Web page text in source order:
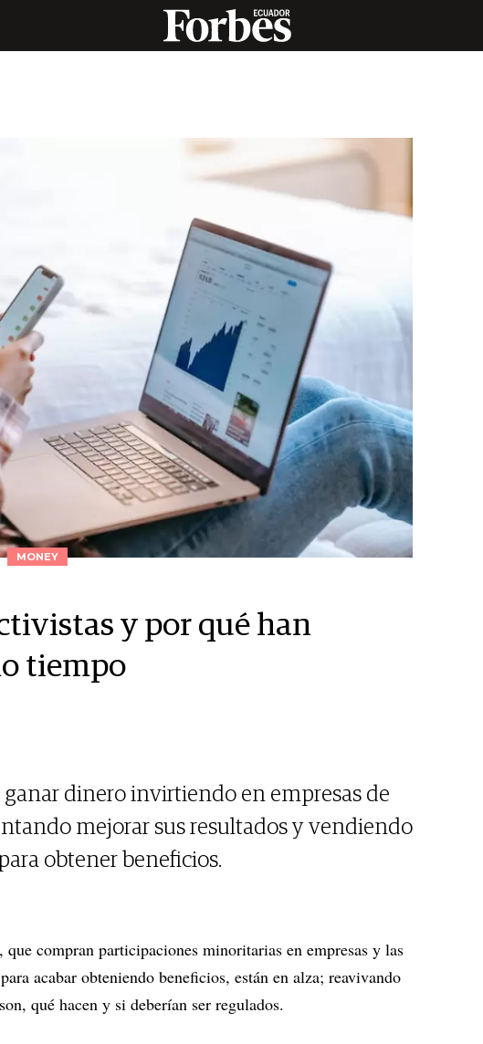
MONEY
y por qué han
tiempo
ganar dinero invirtiendo en empresas de
mejorar sus resultados y vendiendo
obtener beneficios.
, que compran participaciones minoritarias en empresas y las
acabar obteniendo beneficios, están en alza; reavivando
qué hacen y si deberían ser regulados.